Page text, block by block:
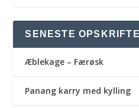
SENESTE
Æblekage – Færøsk
Panang karry med kylling